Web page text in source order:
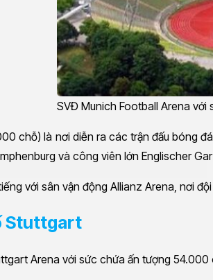
SVĐ Munich Football Arena
chỗ) là nơi diễn ra các trận đấu bóng
và công viên lớn Englischer
với sân vận động Allianz Arena, nơi
Stuttgart
Arena với sức chứa ấn tượng